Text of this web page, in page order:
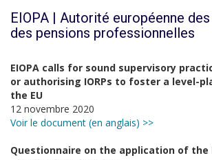
EIOPA | Autorité européenne
des pensions professionnelles
EIOPA calls for sound supervisory
or authorising IORPs to foster a level-
the EU
12 novembre 2020
Voir le document (en anglais) >>
Questionnaire on the application of the